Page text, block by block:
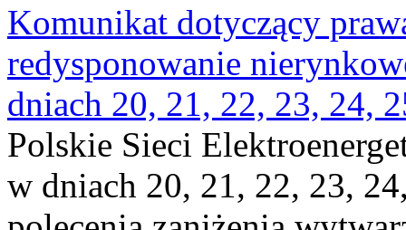
Komunikat dotyczący
redysponowanie
dniach 20, 21, 22, 23, 24,
Polskie Sieci
w dniach 20, 21, 22, 23,